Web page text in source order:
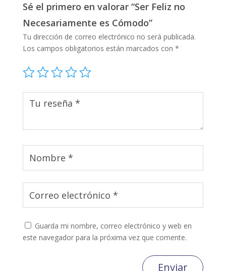
Sé el primero en valorar “Ser Feliz no
Necesariamente es Cómodo”
Tu dirección de correo electrónico no será publicada.
Los campos obligatorios están marcados con *
Guarda mi nombre, correo electrónico y web en
este navegador para la próxima vez que comente.
Enviar